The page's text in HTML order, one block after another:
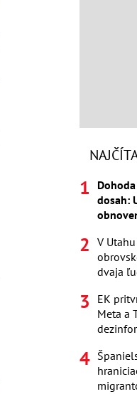
dosah:
V
dvaja
EK
Meta a